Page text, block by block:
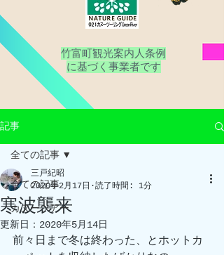
竹富町観光案内人条例
​に基づく事業者です
記事
全ての記事
カヌーツアー
全ての記事
寒波襲来
三戸紀昭
2020年2月17日
読了時間: 1分
更新日： 2020年5月14日
前々日まで冬は終わった、とホットカ